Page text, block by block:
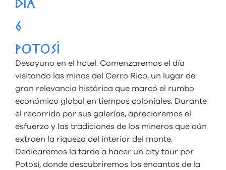
DÍA
6
POTOSÍ
Desayuno en el hotel. Comenzaremos el día
visitando las minas del Cerro Rico, un lugar de
gran relevancia histórica que marcó el rumbo
económico global en tiempos coloniales. Durante
el recorrido por sus galerías, apreciaremos el
esfuerzo y las tradiciones de los mineros que aún
extraen la riqueza del interior del monte.
Dedicaremos la tarde a hacer un city tour por
Potosí, donde descubriremos los encantos de la